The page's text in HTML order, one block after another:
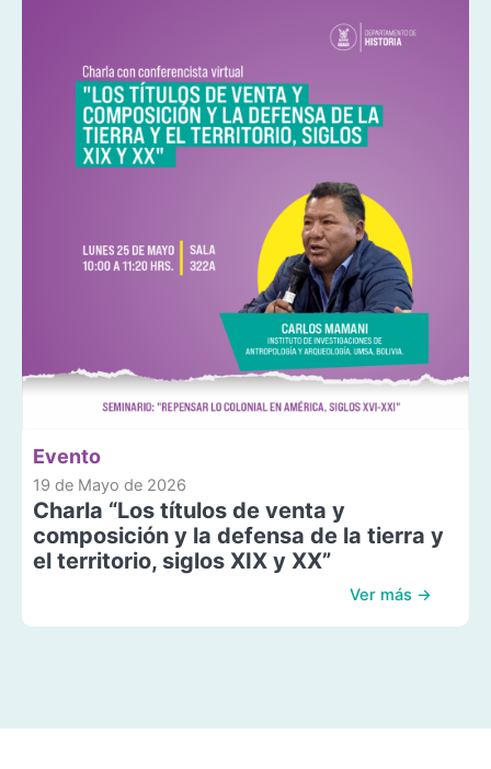
Evento
19 de Mayo de 2026
Charla “Los títulos de venta y
composición y la defensa de la tierra y
el territorio, siglos XIX y XX”
Ver más →